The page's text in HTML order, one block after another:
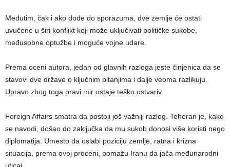
Međutim, čak i ako dođe do sporazuma, dve zemlje će ostati
uvučene u širi konflikt koji može uključivati političke sukobe,
međusobne optužbe i moguće vojne udare.
Prema oceni autora, jedan od glavnih razloga jeste činjenica da se
stavovi dve države o ključnim pitanjima i dalje veoma razlikuju.
Upravo zbog toga pravi mir ostaje teško ostvariv.
Foreign Affairs smatra da postoji još važniji razlog. Teheran je, kako
se navodi, došao do zaključka da mu sukob donosi više koristi nego
diplomatija. Umesto da oslabi poziciju zemlje, ratna i krizna
situacija, prema ovoj proceni, pomažu Iranu da jača međunarodni